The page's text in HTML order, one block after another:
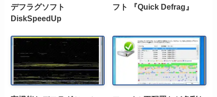
デフラグソフト
DiskSpeedUp
フト 『Quick Defrag』